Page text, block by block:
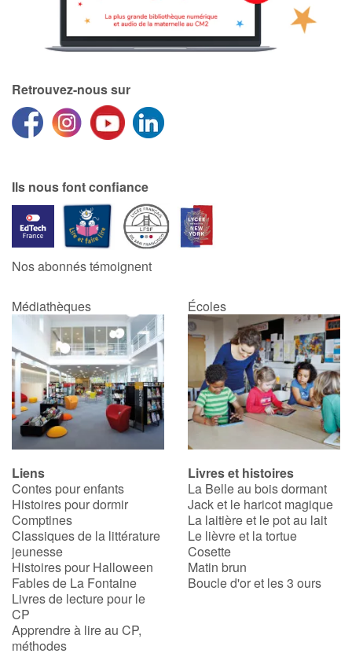
Retrouvez-nous sur
Ils nous font confiance
Nos abonnés témoignent
Médiathèques Écoles
Liens
Contes pour enfants
Histoires pour dormir
Comptines
Classiques de la littérature
jeunesse
Histoires pour Halloween
Fables de La Fontaine
Livres de lecture pour le
CP
Apprendre à lire au CP,
méthodes
Livres et histoires
La Belle au bois dormant
Jack et le haricot magique
La laitière et le pot au lait
Le lièvre et la tortue
Cosette
Matin brun
Boucle d'or et les 3 ours